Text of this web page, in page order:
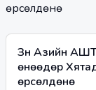
өрсөлдөнө
Зүүн Азийн
өнөөдөр
өрсөлдөнө